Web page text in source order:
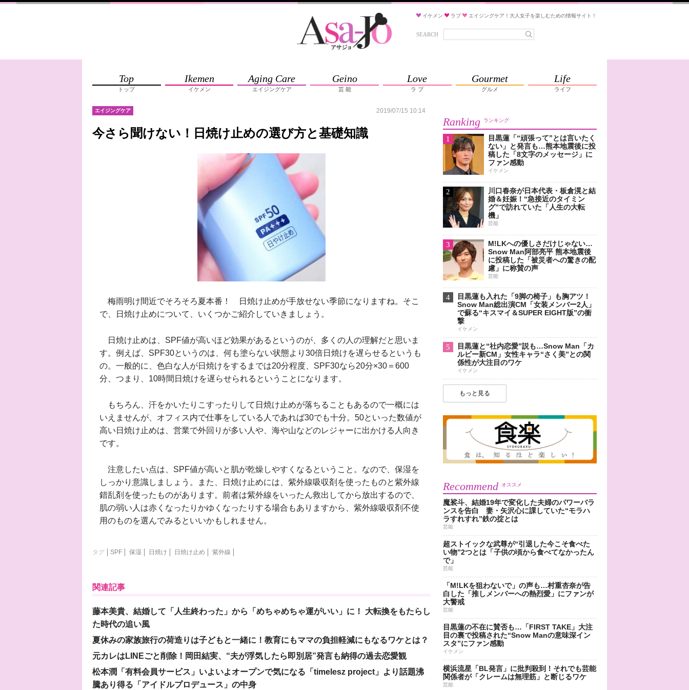
イケメン ラブ エイジングケア！大人女子を楽しむための情報サイト！
SEARCH
Top
トップ
Ikemen
イケメン
Aging Care
エイジングケア
Geino
芸 能
Love
ラ ブ
Gourmet
グルメ
Life
ライフ
エイジングケア 2019/07/15 10:14
今さら聞けない！日焼け止めの選び方と基礎知識
梅雨明け間近でそろそろ夏本番！ 日焼け止めが手放せない季節になりますね。そこ
で、日焼け止めについて、いくつかご紹介していきましょう。
日焼け止めは、SPF値が高いほど効果があるというのが、多くの人の理解だと思いま
す。例えば、SPF30というのは、何も塗らない状態より30倍日焼けを遅らせるというも
の。一般的に、色白な人が日焼けをするまでは20分程度、SPF30なら20分×30＝600
分、つまり、10時間日焼けを遅らせられるということになります。
もちろん、汗をかいたりこすったりして日焼け止めが落ちることもあるので一概には
いえませんが、オフィス内で仕事をしている人であれば30でも十分。50といった数値が
高い日焼け止めは、営業で外回りが多い人や、海や山などのレジャーに出かける人向き
です。
注意したい点は、SPF値が高いと肌が乾燥しやすくなるということ。なので、保湿を
しっかり意識しましょう。また、日焼け止めには、紫外線吸収剤を使ったものと紫外線
錯乱剤を使ったものがあります。前者は紫外線をいったん救出してから放出するので、
肌の弱い人は赤くなったりかゆくなったりする場合もありますから、紫外線吸収剤不使
用のものを選んでみるといいかもしれません。
タグ SPF 保湿 日焼け 日焼け止め 紫外線
関連記事
藤本美貴、結婚して「人生終わった」から「めちゃめちゃ運がいい」に！ 大転換をもたらし
た時代の追い風
夏休みの家族旅行の荷造りは子どもと一緒に！教育にもママの負担軽減にもなるワケとは？
元カレはLINEごと削除！岡田結実、“夫が浮気したら即別居”発言も納得の過去恋愛観
松本潤「有料会員サービス」いよいよオープンで気になる「timelesz project」より話題沸
騰あり得る「アイドルプロデュース」の中身
Ranking ランキング
1
目黒蓮「“頑張って”とは言いたく
ない」と発言も…熊本地震後に投
稿した「8文字のメッセージ」に
ファン感動
イケメン
2
川口春奈が日本代表・板倉滉と結
婚＆妊娠！“急接近のタイミン
グ”で訪れていた「人生の大転
機」
芸能
3
M!LKへの優しさだけじゃない…
Snow Man阿部亮平 熊本地震後
に投稿した「被災者への驚きの配
慮」に称賛の声
芸能
4
目黒蓮も入れた「9脚の椅子」も胸アツ！
Snow Man総出演CM「女装メンバー2人」
で蘇る“キスマイ＆SUPER EIGHT版”の衝
撃
イケメン
5
目黒蓮と“社内恋愛”説も…Snow Man「カ
ルビー新CM」女性キャラ“さく美”との関
係性が大注目のワケ
イケメン
もっと見る
Recommend オススメ
魔裟斗、結婚19年で変化した夫婦のパワーバラ
ンスを告白 妻・矢沢心に課していた“モラハ
ラすれすれ”鉄の掟とは
芸能
超ストイックな武尊が“引退した今こそ食べた
い物”2つとは「子供の頃から食べてなかったん
で」
芸能
「M!LKを狙わないで」の声も…村重杏奈が告
白した「推しメンバーへの熱烈愛」にファンが
大警戒
芸能
目黒蓮の不在に賛否も…「FIRST TAKE」大注
目の裏で投稿された“Snow Manの意味深イン
スタ”にファン感動
イケメン
横浜流星「BL発言」に批判殺到！それでも芸能
関係者が「クレームは無理筋」と断じるワケ
芸能